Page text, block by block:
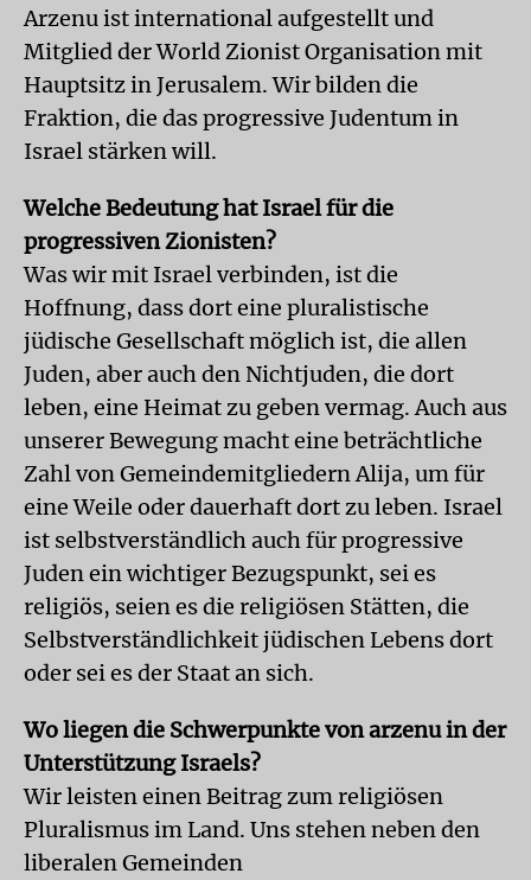
Arzenu ist international aufgestellt und
Mitglied der World Zionist Organisation mit
Hauptsitz in Jerusalem. Wir bilden die
Fraktion, die das progressive Judentum in
Israel stärken will.
Welche Bedeutung hat Israel für die
progressiven Zionisten?
Was wir mit Israel verbinden, ist die
Hoffnung, dass dort eine pluralistische
jüdische Gesellschaft möglich ist, die allen
Juden, aber auch den Nichtjuden, die dort
leben, eine Heimat zu geben vermag. Auch aus
unserer Bewegung macht eine beträchtliche
Zahl von Gemeindemitgliedern Alija, um für
eine Weile oder dauerhaft dort zu leben. Israel
ist selbstverständlich auch für progressive
Juden ein wichtiger Bezugspunkt, sei es
religiös, seien es die religiösen Stätten, die
Selbstverständlichkeit jüdischen Lebens dort
oder sei es der Staat an sich.
Wo liegen die Schwerpunkte von arzenu in der
Unterstützung Israels?
Wir leisten einen Beitrag zum religiösen
Pluralismus im Land. Uns stehen neben den
liberalen Gemeinden